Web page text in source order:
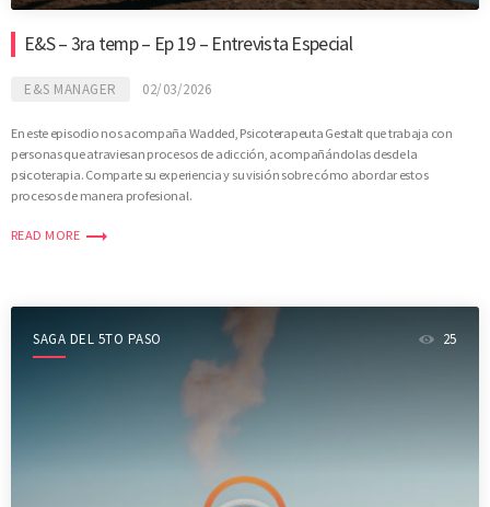
E&S – 3ra temp – Ep 19 – Entrevista Especial
E&S MANAGER 02/03/2026
En este episodio nos acompaña Wadded, Psicoterapeuta Gestalt que trabaja con
personas que atraviesan procesos de adicción, acompañándolas desde la
psicoterapia. Comparte su experiencia y su visión sobre cómo abordar estos
procesos de manera profesional.
READ MORE trending_flat
SAGA DEL 5TO PASO 25